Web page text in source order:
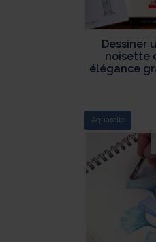
Dessiner
noisette
élégance
Aquarelle